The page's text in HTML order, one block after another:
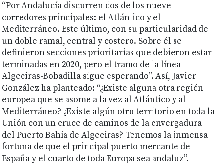
“Por Andalucía discurren dos de los nueve
corredores principales: el Atlántico y el
Mediterráneo. Este último, con su particularidad de
un doble ramal, central y costero. Sobre él se
definieron secciones prioritarias que debieron estar
terminadas en 2020, pero el tramo de la línea
Algeciras-Bobadilla sigue esperando”. Así, Javier
González ha planteado: “¿Existe alguna otra región
europea que se asome a la vez al Atlántico y al
Mediterráneo? ¿Existe algún otro territorio en toda la
Unión con un cruce de caminos de la envergadura
del Puerto Bahía de Algeciras? Tenemos la inmensa
fortuna de que el principal puerto mercante de
España y el cuarto de toda Europa sea andaluz”.